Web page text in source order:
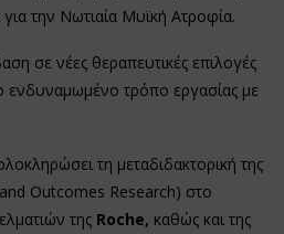
την Νωτιαία Μυϊκή Ατροφία.
σε νέες θεραπευτικές επιλογές
ενδυναμωμένο τρόπο εργασίας με
τη μεταδιδακτορική της
Outcomes Research) στο
της Roche, καθώς και της